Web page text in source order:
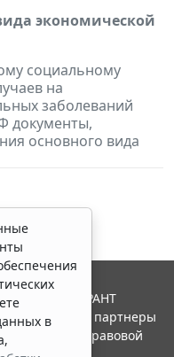
экономической
социальному
на
заболеваний
документы,
основного вида
в
Система ГАРАНТ
"Гарант" и ее партнеры
ассоциации правовой